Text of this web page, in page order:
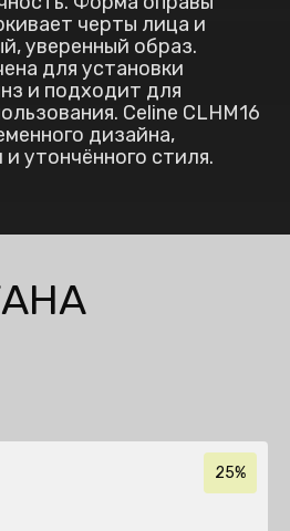
черты лица и
уверенный образ.
для установки
и подходит для
Celine CLHM16
дизайна,
утончённого стиля.
25%